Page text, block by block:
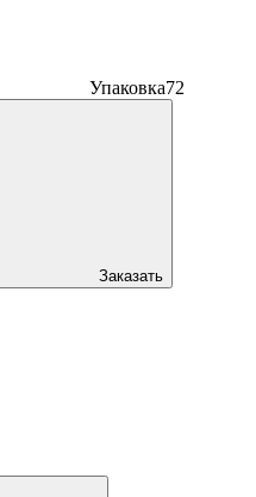
Упаковка72
Заказать